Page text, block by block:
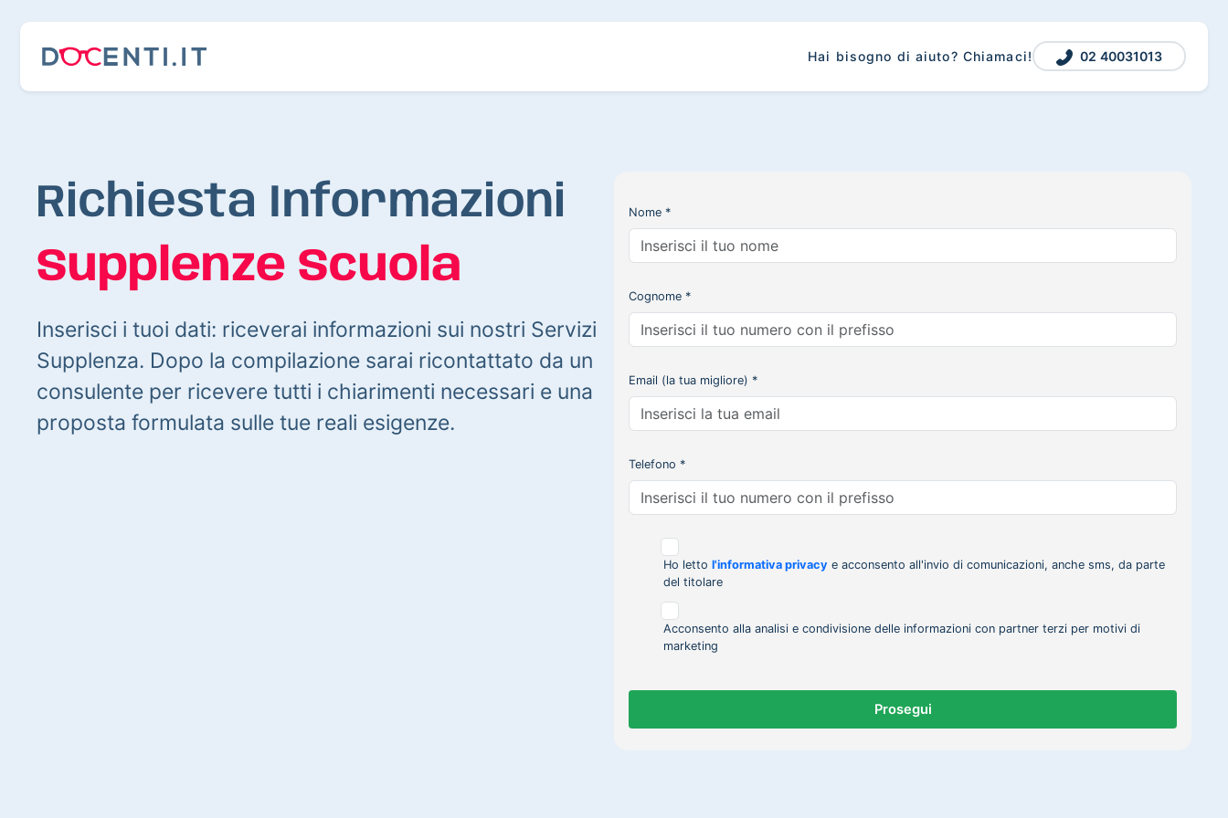
Hai bisogno di aiuto? Chiamaci! 02 40031013
Richiesta Informazioni
Supplenze Scuola
Inserisci i tuoi dati: riceverai informazioni sui nostri Servizi
Supplenza. Dopo la compilazione sarai ricontattato da un
consulente per ricevere tutti i chiarimenti necessari e una
proposta formulata sulle tue reali esigenze.
Nome *
Cognome *
Email (la tua migliore) *
Telefono *
Ho letto l'informativa privacy e acconsento all'invio di comunicazioni, anche sms, da parte
del titolare
Acconsento alla analisi e condivisione delle informazioni con partner terzi per motivi di
marketing